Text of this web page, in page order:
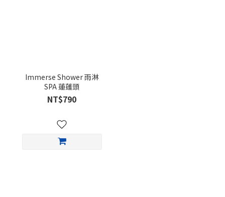
Immerse Shower 雨淋
SPA 蓮蓬頭
NT$790